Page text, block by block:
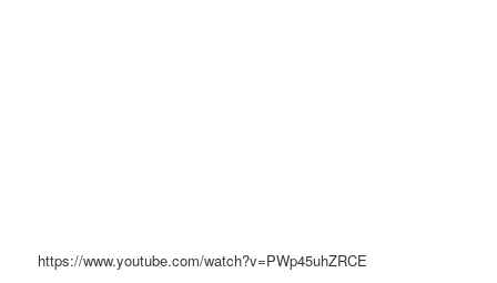
https://www.youtube.com/watch?v=PWp45uhZRCE